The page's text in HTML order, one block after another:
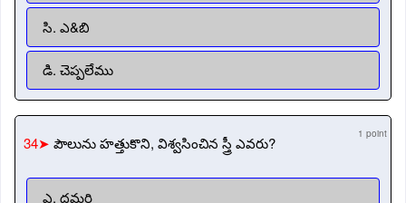
సి. ఎ&బి
డి. చెప్పలేము
34➤ పౌలును హత్తుకొని, విశ్వసించిన స్త్రీ ఎవరు? 1 point
ఎ. దమరి